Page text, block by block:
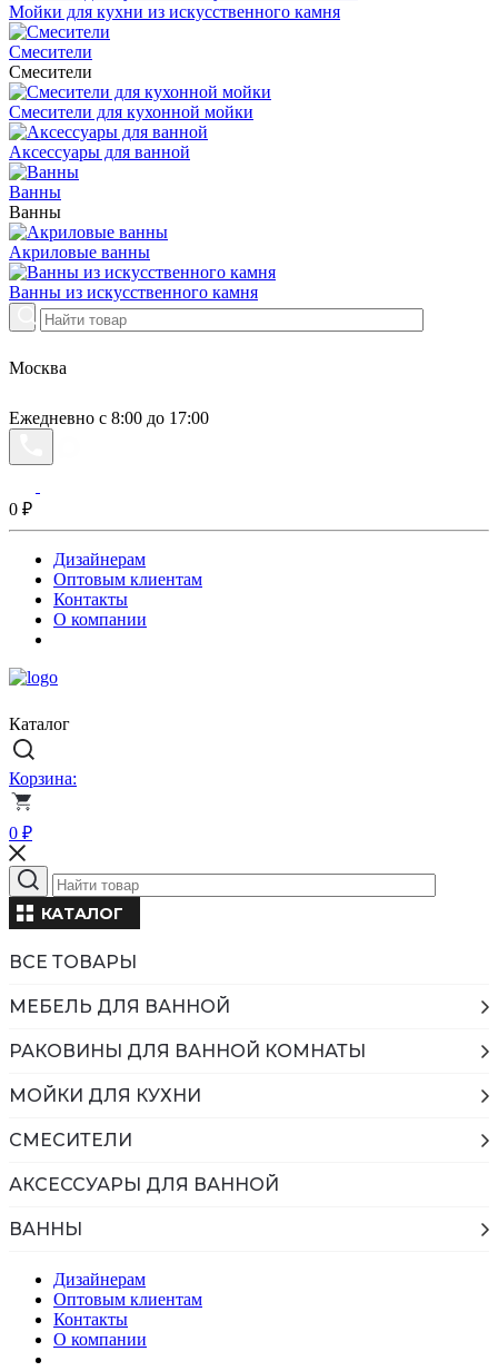
Мойки для кухни из искусственного камня
Смесители
Смесители
Смесители для кухонной мойки
Аксессуары для ванной
Ванны
Ванны
Акриловые ванны
Ванны из искусственного камня
Москва
Ежедневно с 8:00 до 17:00
0 ₽
Дизайнерам
Оптовым клиентам
Контакты
О компании
Каталог
Корзина:
0 ₽
КАТАЛОГ
ВСЕ ТОВАРЫ
МЕБЕЛЬ ДЛЯ ВАННОЙ
РАКОВИНЫ ДЛЯ ВАННОЙ КОМНАТЫ
МОЙКИ ДЛЯ КУХНИ
СМЕСИТЕЛИ
АКСЕССУАРЫ ДЛЯ ВАННОЙ
ВАННЫ
Дизайнерам
Оптовым клиентам
Контакты
О компании